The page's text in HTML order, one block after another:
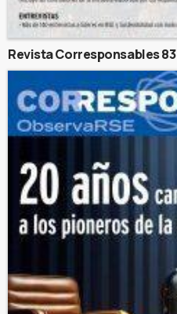
Revista Corresponsables 83